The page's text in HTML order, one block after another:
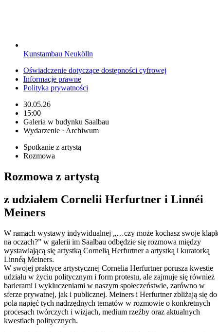
Kunstambau Neukölln
Oświadczenie dotyczące dostępności cyfrowej
Informacje prawne
Polityka prywatności
30.05.26
15:00
Galeria w budynku Saalbau
Wydarzenie · Archiwum
Spotkanie z artystą
Rozmowa
Rozmowa z artystą
z udziałem Cornelii Herfurtner i Linnéi
Meiners
W ramach wystawy indywidualnej „…czy może kochasz swoje
na oczach?” w galerii im Saalbau odbędzie się rozmowa między
wystawiającą się artystką Cornelią Herfurtner a artystką i kuratorką
Linnéą Meiners.
W swojej praktyce artystycznej Cornelia Herfurtner porusza kwestie
udziału w życiu politycznym i form protestu, ale zajmuje się również
barierami i wykluczeniami w naszym społeczeństwie, zarówno w
sferze prywatnej, jak i publicznej. Meiners i Herfurtner zbliżają się do
pola napięć tych nadrzędnych tematów w rozmowie o konkretnych
procesach twórczych i wizjach, medium rzeźby oraz aktualnych
kwestiach politycznych.